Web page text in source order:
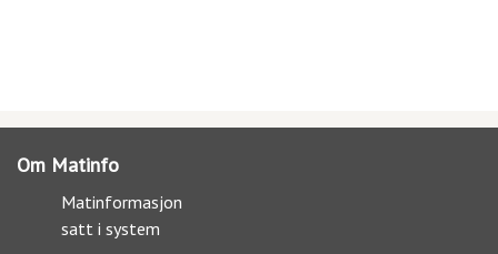
Om Matinfo
Matinformasjon
satt i system